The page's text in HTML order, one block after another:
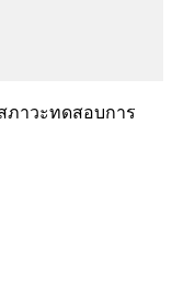
ภาวะทดสอบการ